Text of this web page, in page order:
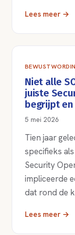
Lees meer →
Niet alle
juiste
begrijpt
5 mei 2026
Tien jaar
specifieks
Security
impliceerde
dat rond de
Lees meer →